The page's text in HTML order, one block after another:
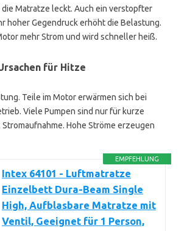
die Matratze leckt. Auch ein verstopfter
hoher Gegendruck erhöht die Belastung.
mehr Strom und wird schneller heiß.
für Hitze
Teile im Motor erwärmen sich bei
Viele Pumpen sind nur für kurze
Hohe Ströme erzeugen
EMPFEHLUNG
Intex 64101 - Luftmatratze
Einzelbett Dura-Beam Single
High, Aufblasbare Matratze mit
Ventil, Geeignet für 1 Person,